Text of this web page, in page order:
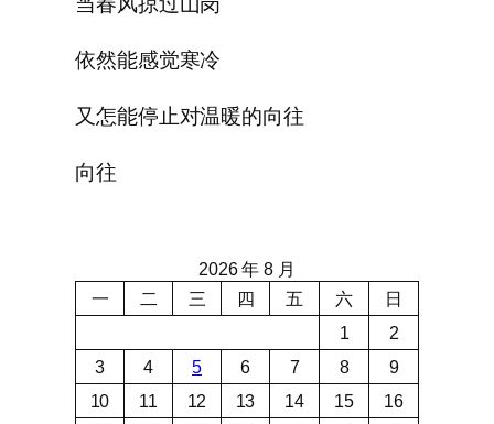
依然能感觉寒冷
又怎能停止对温暖的向往
向往
2026 年 8 月
一
二 三 四 五 六
日
1
2
3
4 5 6 7 8
9
10
11 12 13 14 15
16